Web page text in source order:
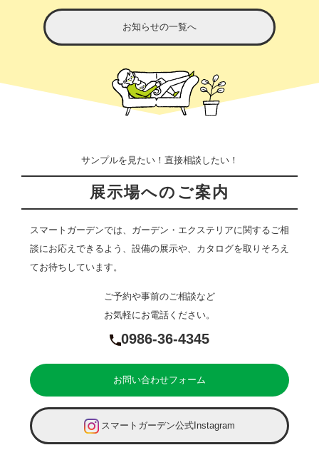
お知らせの一覧へ
サンプルを見たい！直接相談したい！
展示場へのご案内
スマートガーデンでは、ガーデン・エクステリアに関するご相
談にお応えできるよう、設備の展示や、カタログを取りそろえ
てお待ちしています。
ご予約や事前のご相談など
お気軽にお電話ください。
0986-36-4345
お問い合わせフォーム
スマートガーデン公式Instagram